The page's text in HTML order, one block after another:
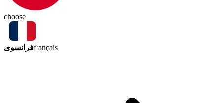
choose
فرانسویfrançais